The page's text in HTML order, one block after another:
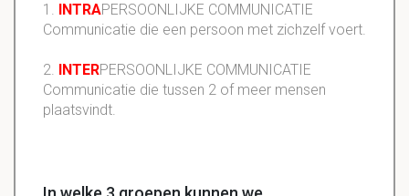
1. INTRAPERSOONLIJKE COMMUNICATIE
Communicatie die een persoon met zichzelf voert.
2. INTERPERSOONLIJKE COMMUNICATIE
Communicatie die tussen 2 of meer mensen
plaatsvindt.